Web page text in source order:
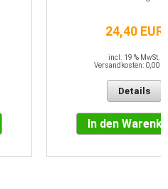
24,40 EUR
incl. 19 % MwSt.
Versandkosten: 0,00
Details
In den